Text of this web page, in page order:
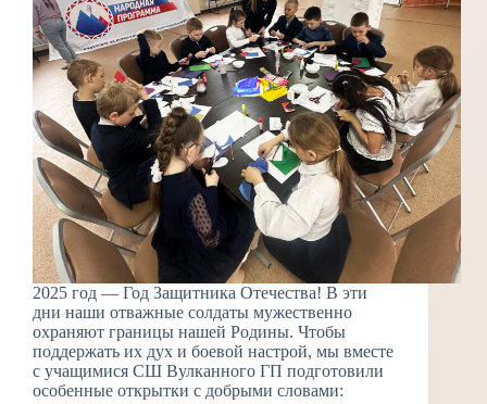
2025 год — Год Защитника Отечества! В эти
дни наши отважные солдаты мужественно
охраняют границы нашей Родины. Чтобы
поддержать их дух и боевой настрой, мы вместе
с учащимися СШ Вулканного ГП подготовили
особенные открытки с добрыми словами: